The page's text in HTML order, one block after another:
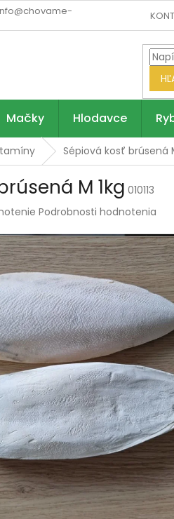
Mačky Hlodavce
Sépiová kosť brúsená
M 1kg 010113
Podrobnosti hodnotenia